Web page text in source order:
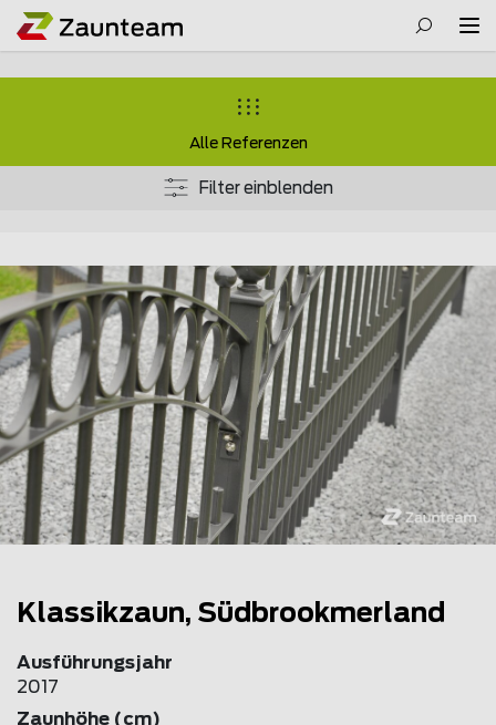
Alle Referenzen
Filter einblenden
Klassikzaun, Südbrookmerland
Ausführungsjahr
2017
Zaunhöhe (cm)